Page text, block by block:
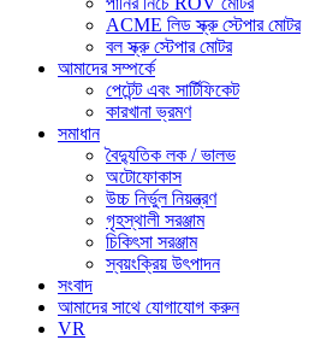
ACME লিড স্ক্রু স্টেপার মোটর
বল স্ক্রু স্টেপার মোটর
আমাদের সম্পর্কে
পেটেন্ট এবং সার্টিফিকেট
কারখানা ভ্রমণ
সমাধান
বৈদ্যুতিক লক / ভালভ
অটোফোকাস
উচ্চ নির্ভুল নিয়ন্ত্রণ
গৃহস্থালী সরঞ্জাম
চিকিৎসা সরঞ্জাম
স্বয়ংক্রিয় উৎপাদন
সংবাদ
আমাদের সাথে যোগাযোগ করুন
VR